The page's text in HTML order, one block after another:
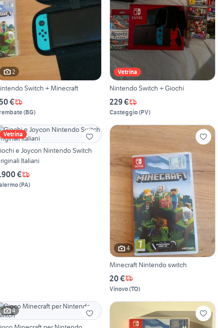
2
Switch + Minecraft
€
(BG)
Vetrina
Nintendo Switch + Giochi
229 €
Casteggio(PV)
Vetrina
e Joycon Nintendo Switch
Italiani
€
(PA)
4
Minecraft Nintendo switch
20 €
Vinovo(TO)
4